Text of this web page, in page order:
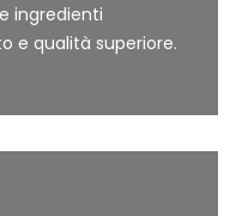
ingredienti
e qualità superiore.